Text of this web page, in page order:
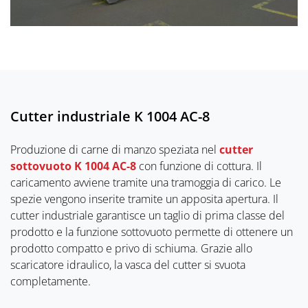
Cutter industriale K 1004 AC-8
Produzione di carne di manzo speziata nel cutter
sottovuoto K 1004 AC-8 con funzione di cottura. Il
caricamento avviene tramite una tramoggia di carico. Le
spezie vengono inserite tramite un apposita apertura. Il
cutter industriale garantisce un taglio di prima classe del
prodotto e la funzione sottovuoto permette di ottenere un
prodotto compatto e privo di schiuma. Grazie allo
scaricatore idraulico, la vasca del cutter si svuota
completamente.